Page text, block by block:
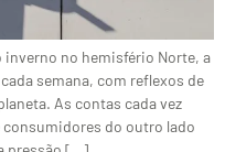
no hemisfério Norte, a
semana, com reflexos de
As contas cada vez
consumidores do outro lado